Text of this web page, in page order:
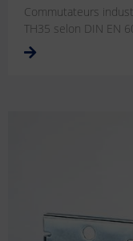
Commutateurs
TH35 selon DIN EN